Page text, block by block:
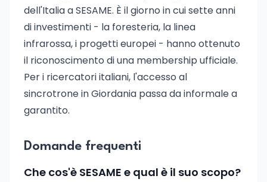
dell'Italia a SESAME. È il giorno in cui sette anni
di investimenti - la foresteria, la linea
infrarossa, i progetti europei - hanno ottenuto
il riconoscimento di una membership ufficiale.
Per i ricercatori italiani, l'accesso al
sincrotrone in Giordania passa da informale a
garantito.
Domande frequenti
Che cos'è SESAME e qual è il suo scopo?